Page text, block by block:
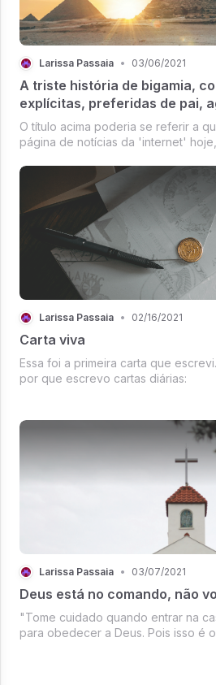
Larissa Passaia • 03/06/2021
A triste história de bigamia,
explícitas, preferidas de pai,
e abandonos.
O título acima poderia se referir a
página de notícias da 'internet'
Larissa Passaia • 02/16/2021
Carta viva
Essa foi a primeira carta que
por que escrevo cartas diárias:
Larissa Passaia • 03/07/2021
Deus está no comando, não
"Tome cuidado quando entrar na
para obedecer a Deus. Pois isso é